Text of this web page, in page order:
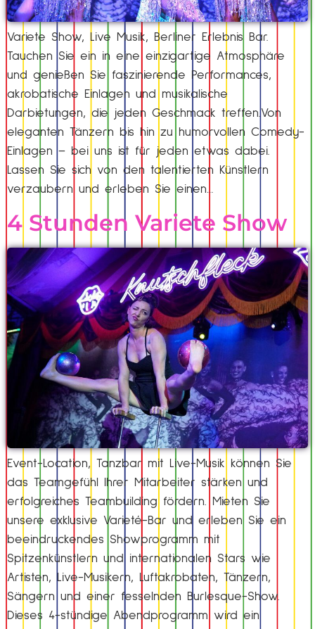
Variete Show, Live Musik, Berliner Erlebnis Bar.
Tauchen Sie ein in eine einzigartige Atmosphäre
und genießen Sie faszinierende Performances,
akrobatische Einlagen und musikalische
Darbietungen, die jeden Geschmack treffen.Von
eleganten Tänzern bis hin zu humorvollen Comedy-
Einlagen – bei uns ist für jeden etwas dabei.
Lassen Sie sich von den talentierten Künstlern
verzaubern und erleben Sie einen…
4 Stunden Variete Show
Event-Location, Tanzbar mit Live-Musik können Sie
das Teamgefühl Ihrer Mitarbeiter stärken und
erfolgreiches Teambuilding fördern. Mieten Sie
unsere exklusive Varieté-Bar und erleben Sie ein
beeindruckendes Showprogramm mit
Spitzenkünstlern und internationalen Stars wie
Artisten, Live-Musikern, Luftakrobaten, Tänzern,
Sängern und einer fesselnden Burlesque-Show.
Dieses 4-stündige Abendprogramm wird ein